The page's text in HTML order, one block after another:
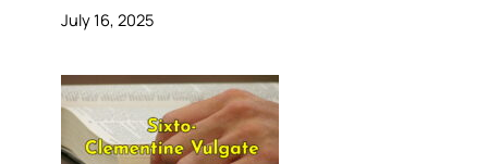
July 16, 2025